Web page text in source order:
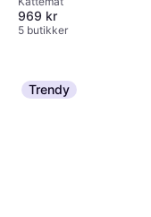
969 kr
5 butikker
Trendy